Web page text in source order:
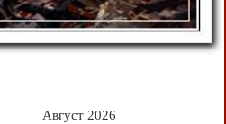
Август 2026